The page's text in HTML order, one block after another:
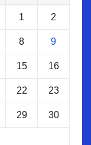
1 2
8 9
15 16
22 23
29 30